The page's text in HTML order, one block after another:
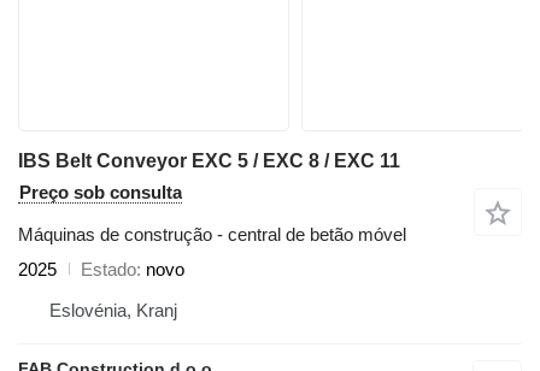
IBS Belt Conveyor EXC 5 / EXC 8 / EXC 11
Preço sob consulta
Máquinas de construção - central de betão móvel
2025
Estado novo
Eslovénia, Kranj